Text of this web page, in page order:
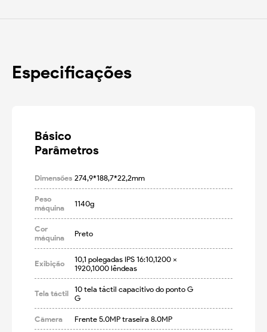
Especificações
Básico
Parâmetros
Dimensões 274,9*188,7*22,2mm
Peso
máquina
1140g
Cor
máquina
Preto
Exibição
10,1 polegadas IPS 16:10,1200 ×
1920,1000 lêndeas
Tela táctil
10 tela táctil capacitivo do ponto G
G
Câmera Frente 5.0MP traseira 8.0MP